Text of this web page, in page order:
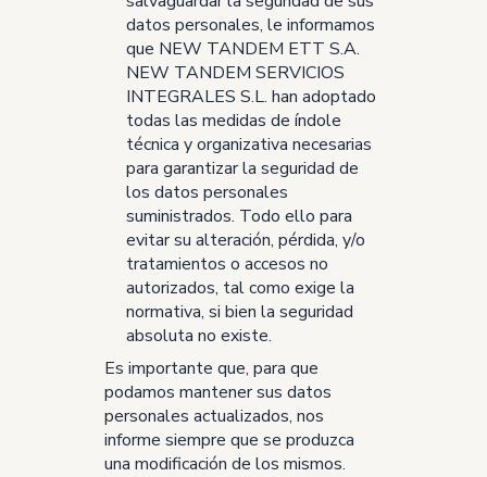
datos personales, le informamos
que NEW TANDEM ETT S.A.
NEW TANDEM SERVICIOS
INTEGRALES S.L. han adoptado
todas las medidas de índole
técnica y organizativa necesarias
para garantizar la seguridad de
los datos personales
suministrados. Todo ello para
evitar su alteración, pérdida, y/o
tratamientos o accesos no
autorizados, tal como exige la
normativa, si bien la seguridad
absoluta no existe.
Es importante que, para que
podamos mantener sus datos
personales actualizados, nos
informe siempre que se produzca
una modificación de los mismos.